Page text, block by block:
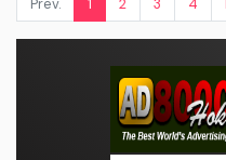
Prev. 1 2 3 4